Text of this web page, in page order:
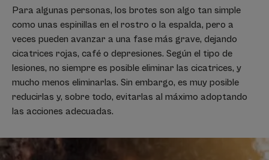
Para algunas personas, los brotes son algo tan simple
como unas espinillas en el rostro o la espalda, pero a
veces pueden avanzar a una fase más grave, dejando
cicatrices rojas, café o depresiones. Según el tipo de
lesiones, no siempre es posible eliminar las cicatrices, y
mucho menos eliminarlas. Sin embargo, es muy posible
reducirlas y, sobre todo, evitarlas al máximo adoptando
las acciones adecuadas.